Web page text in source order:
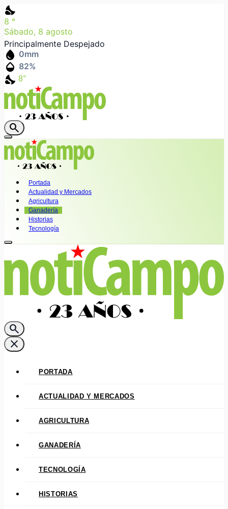
nights_stay
8 °
Sábado, 8 agosto
Principalmente Despejado
water_drop 0mm
humidity_mid 82%
nights_stay 8°
search
Portada
Actualidad y Mercados
Agricultura
Ganadería
Historias
Tecnología
search
close
PORTADA
ACTUALIDAD Y MERCADOS
AGRICULTURA
GANADERÍA
TECNOLOGÍA
HISTORIAS